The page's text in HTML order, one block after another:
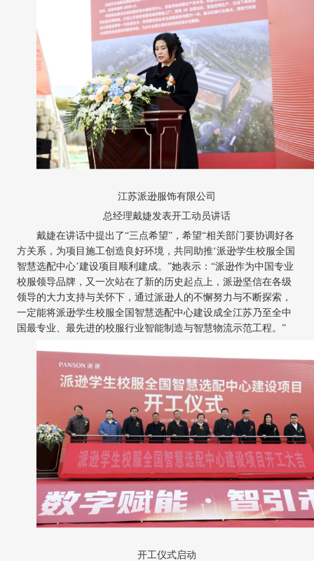
江苏派逊服饰有限公司
总经理戴婕发表开工动员讲话
戴婕在讲话中提出了“三点希望”，希望“相关部门要协调好各
方关系，为项目施工创造良好环境，共同助推‘派逊学生校服全国
智慧选配中心’建设项目顺利建成。”她表示：“派逊作为中国专业
校服领导品牌，又一次站在了新的历史起点上，派逊坚信在各级
领导的大力支持与关怀下，通过派逊人的不懈努力与不断探索，
一定能将派逊学生校服全国智慧选配中心建设成全江苏乃至全中
国最专业、最先进的校服行业智能制造与智慧物流示范工程。”
开工仪式启动